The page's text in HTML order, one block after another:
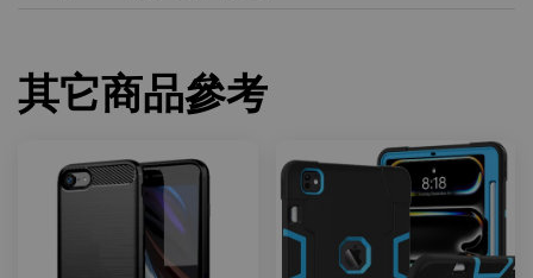
其它商品參考